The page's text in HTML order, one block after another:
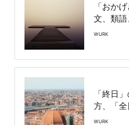
「おか
文、類
WURK
「終日
方、「
WURK